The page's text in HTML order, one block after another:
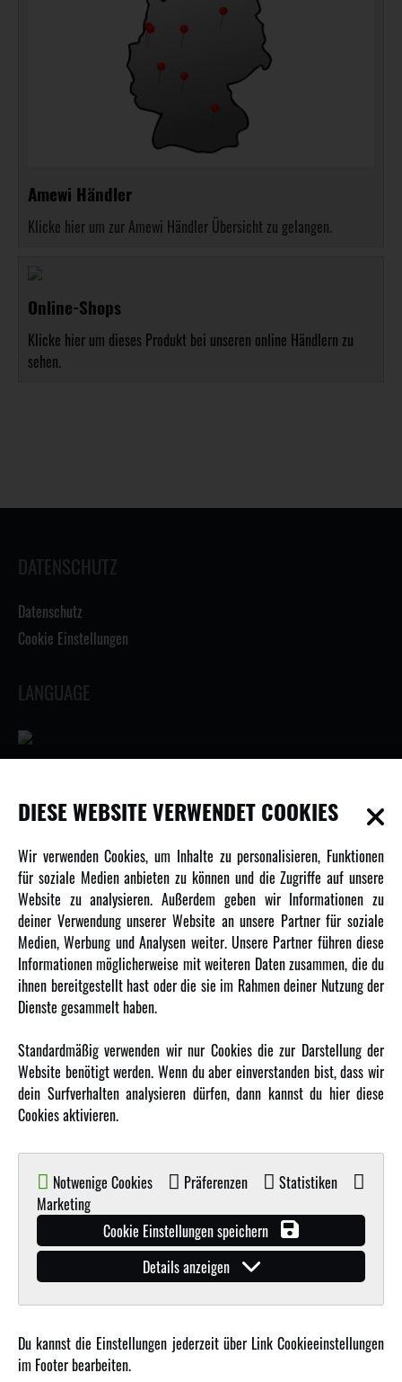
Amewi Händler
Klicke hier um zur Amewi Händler Übersicht zu gelangen.
Online-Shops
Klicke hier um dieses Produkt bei unseren online Händlern zu
sehen.
DATENSCHUTZ
Datenschutz
Cookie Einstellungen
LANGUAGE
INFORMATIONEN
Newsletter
Über uns
Karriere
Amewi Kataloge
MEHR VON AMEWI
Amewi Construction - Nutzfahrzeuge
Malinos - Die kreative Seite von Amewi
Werden Sie Amewi Händler
© Copyright 2019 - 2026 Amewi Trade GmbH - Alle Rechte vorbehalten |Impressum| Der
DIESE WEBSITE VERWENDET COOKIES
Wir verwenden Cookies, um Inhalte zu personalisieren, Funktionen
für soziale Medien anbieten zu können und die Zugriffe auf unsere
Website zu analysieren. Außerdem geben wir Informationen zu
deiner Verwendung unserer Website an unsere Partner für soziale
Medien, Werbung und Analysen weiter. Unsere Partner führen diese
Informationen möglicherweise mit weiteren Daten zusammen, die du
ihnen bereitgestellt hast oder die sie im Rahmen deiner Nutzung der
Dienste gesammelt haben.
Standardmäßig verwenden wir nur Cookies die zur Darstellung der
Website benötigt werden. Wenn du aber einverstanden bist, dass wir
dein Surfverhalten analysieren dürfen, dann kannst du hier diese
Cookies aktivieren.
Notwenige Cookies Präferenzen
Statistiken
Marketing
Cookie Einstellungen speichern
Details anzeigen
Du kannst die Einstellungen jederzeit über Link Cookieeinstellungen
im Footer bearbeiten.